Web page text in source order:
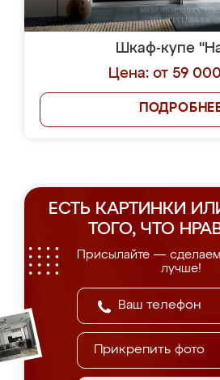
Шкаф-купе
Цена: от 59
ЕСТЬ КАРТИНКИ
ТОГО, ЧТО
Присылайте —
лучше!
Прикрепить фото